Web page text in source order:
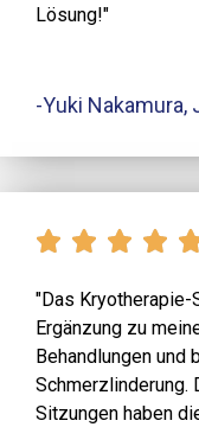
Lösung!"
-Yuki Nakamura,
"Das
Ergänzung zu
Behandlungen
Schmerzlinderung.
Sitzungen haben